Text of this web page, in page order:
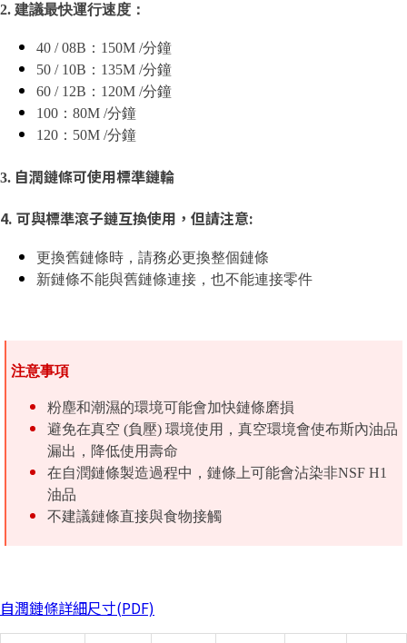
2. 建議最快運行速度：
40 / 08B：150M /分鐘
50 / 10B：135M /分鐘
60 / 12B：120M /分鐘
100：80M /分鐘
120：50M /分鐘
3. 自潤鏈條可使用標準鏈輪
4. 可與標準滾子鏈互換使用，但請注意:
更換舊鏈條時，請務必更換整個鏈條
新鏈條不能與舊鏈條連接，也不能連接零件
注意事項
粉塵和潮濕的環境可能會加快鏈條磨損
避免在真空 (負壓) 環境使用，真空環境會使布斯內油品
漏出，降低使用壽命
在自潤鏈條製造過程中，鏈條上可能會沾染非NSF H1
油品
不建議鏈條直接與食物接觸
自潤鏈條詳細尺寸(PDF)